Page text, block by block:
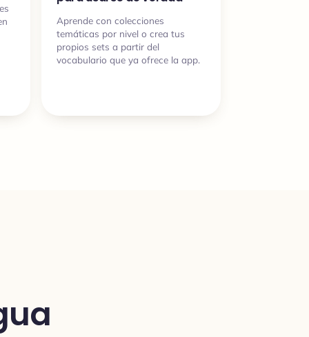
Aprende con colecciones
temáticas por nivel o crea tus
propios sets a partir del
vocabulario que ya ofrece la app.